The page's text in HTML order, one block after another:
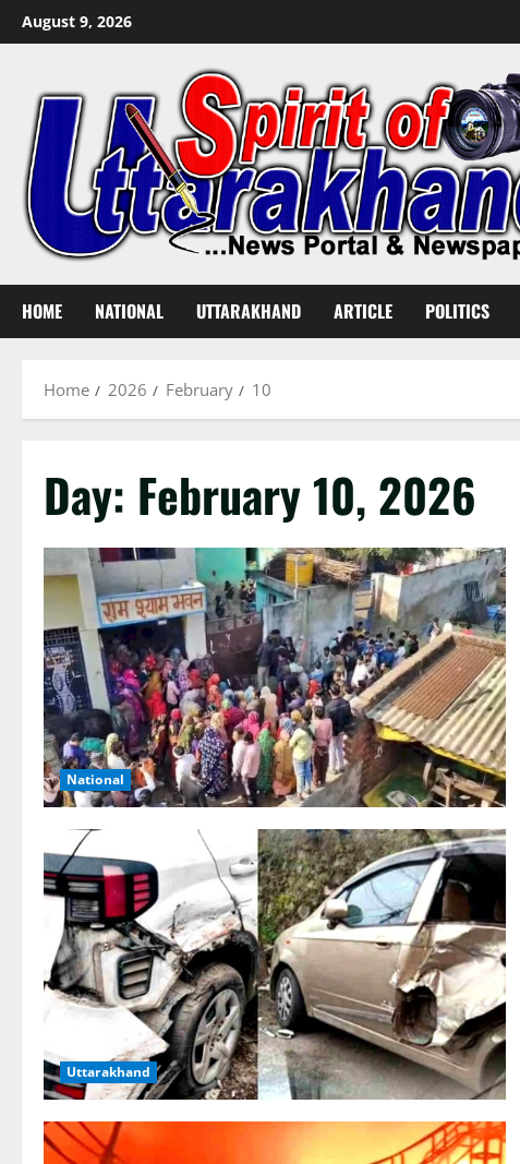
Skip
to
August 9, 2026
HOME NATIONAL UTTARAKHAND ARTICLE POLITICS
Home 2026 February 10
Day: February 10, 2026
National
Uttarakhand